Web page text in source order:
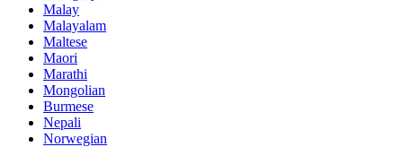
Malay
Malayalam
Maltese
Maori
Marathi
Mongolian
Burmese
Nepali
Norwegian